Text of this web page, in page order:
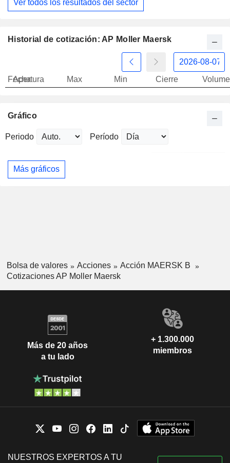
Ver todos los resultados del sector
Historial de cotización: AP Moller Maersk
Fecha
Apertura Max Min Cierre
Gráfico
Periodo Período
Más gráficos
Bolsa de valores Acciones
Acción MAERSK B
Cotizaciones AP Moller Maersk
Más de 20 años
a tu lado
+ 1.300.000
miembros
NUESTROS EXPERTOS A TU